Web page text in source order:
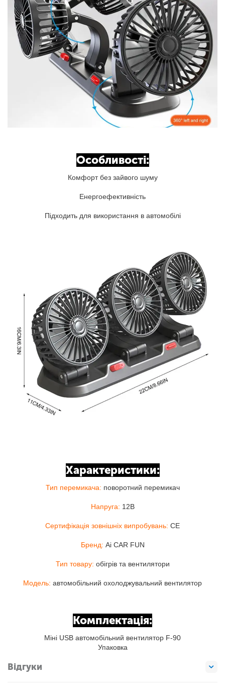
Особливості:
Комфорт без зайвого шуму
Енергоефективність
Підходить для використання в автомобілі
Характеристики:
Тип перемикача: поворотний перемикач
Напруга: 12В
Сертифікація зовнішніх випробувань: CE
Бренд: Ai CAR FUN
Тип товару: обігрів та вентилятори
Модель: автомобільний охолоджувальний вентилятор
Комплектація:
Міні USB автомобільний вентилятор F-90
Упаковка
Відгуки